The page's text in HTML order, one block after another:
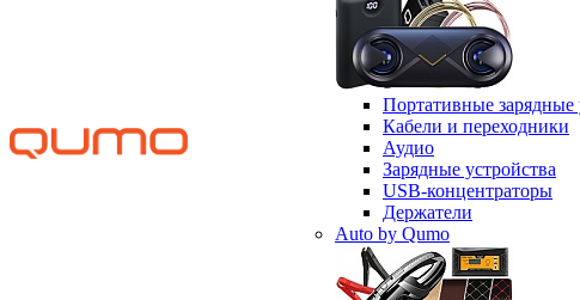
Портативные зарядные
Кабели и переходники
Аудио
Зарядные устройства
USB-концентраторы
Держатели
Auto by Qumo